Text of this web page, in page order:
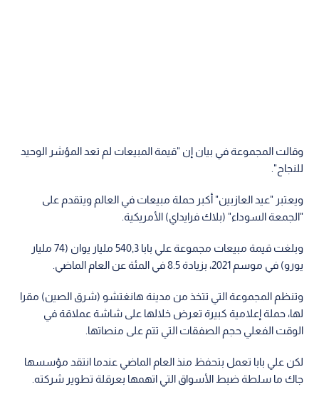
وقالت المجموعة في بيان إن "قيمة المبيعات لم تعد المؤشر الوحيد
للنجاح".
ويعتبر "عيد العازبين" أكبر حملة مبيعات في العالم ويتقدم على
"الجمعة السوداء" (بلاك فرايداي) الأمريكية.
وبلغت قيمة مبيعات مجموعة علي بابا 540,3 مليار يوان (74 مليار
يورو) في موسم 2021، بزيادة 8.5 في المئة عن العام الماضي.
وتنظم المجموعة التي تتخذ من مدينة هانغتشو (شرق الصين) مقرا
لها، حملة إعلامية كبيرة تعرض خلالها على شاشة عملاقة في
الوقت الفعلي حجم الصفقات التي تتم على منصاتها.
لكن علي بابا تعمل بتحفظ منذ العام الماضي عندما انتقد مؤسسها
جاك ما سلطة ضبط الأسواق التي اتهمها بعرقلة تطوير شركته.